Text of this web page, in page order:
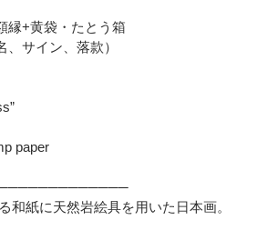
縁+黄袋・たとう箱
イン、落款）
paper
和紙に天然岩絵具を用いた日本画。